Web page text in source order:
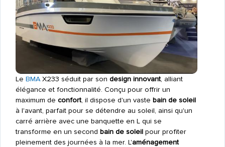
Le BMAX233 séduit par son design innovant, alliant
élégance et fonctionnalité. Conçu pour offrir un
maximum de confort, il dispose d'un vaste bain de soleil
à l'avant, parfait pour se détendre au soleil, ainsi qu'un
carré arrière avec une banquette en L qui se
transforme en un second bain de soleilpour profiter
pleinement des journées à la mer. L'aménagement